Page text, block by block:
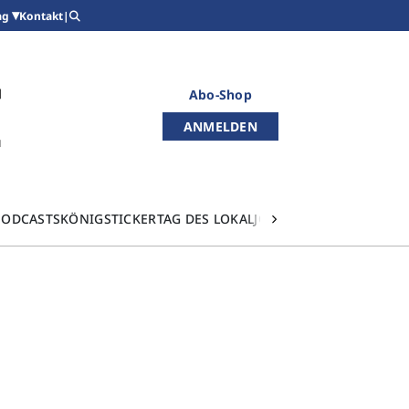
Kontakt|
Abo-Shop
ANMELDEN
KÖNIGSTICKERTAG DES LOKALJOURNALISMUS